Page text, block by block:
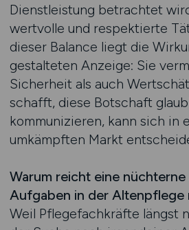
Dienstleistung betrachtet
wertvolle und respektierte
dieser Balance liegt die
gestalteten Anzeige: Sie
Sicherheit als auch
schafft, diese Botschaft
kommunizieren, kann sich in
umkämpften Markt
Warum reicht eine
Aufgaben in der Altenpflege
Weil Pflegefachkräfte längst